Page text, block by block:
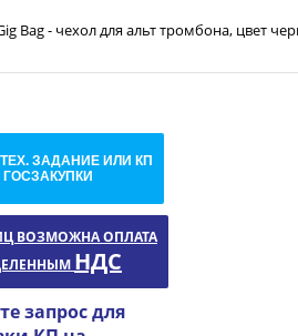
Bag - чехол для альт тромбона, цвет
ЗАДАНИЕ ИЛИ КП
ВОЗМОЖНА ОПЛАТА
НДС
запрос для